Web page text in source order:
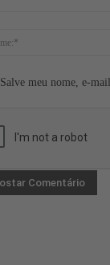
Salve meu nome, e-